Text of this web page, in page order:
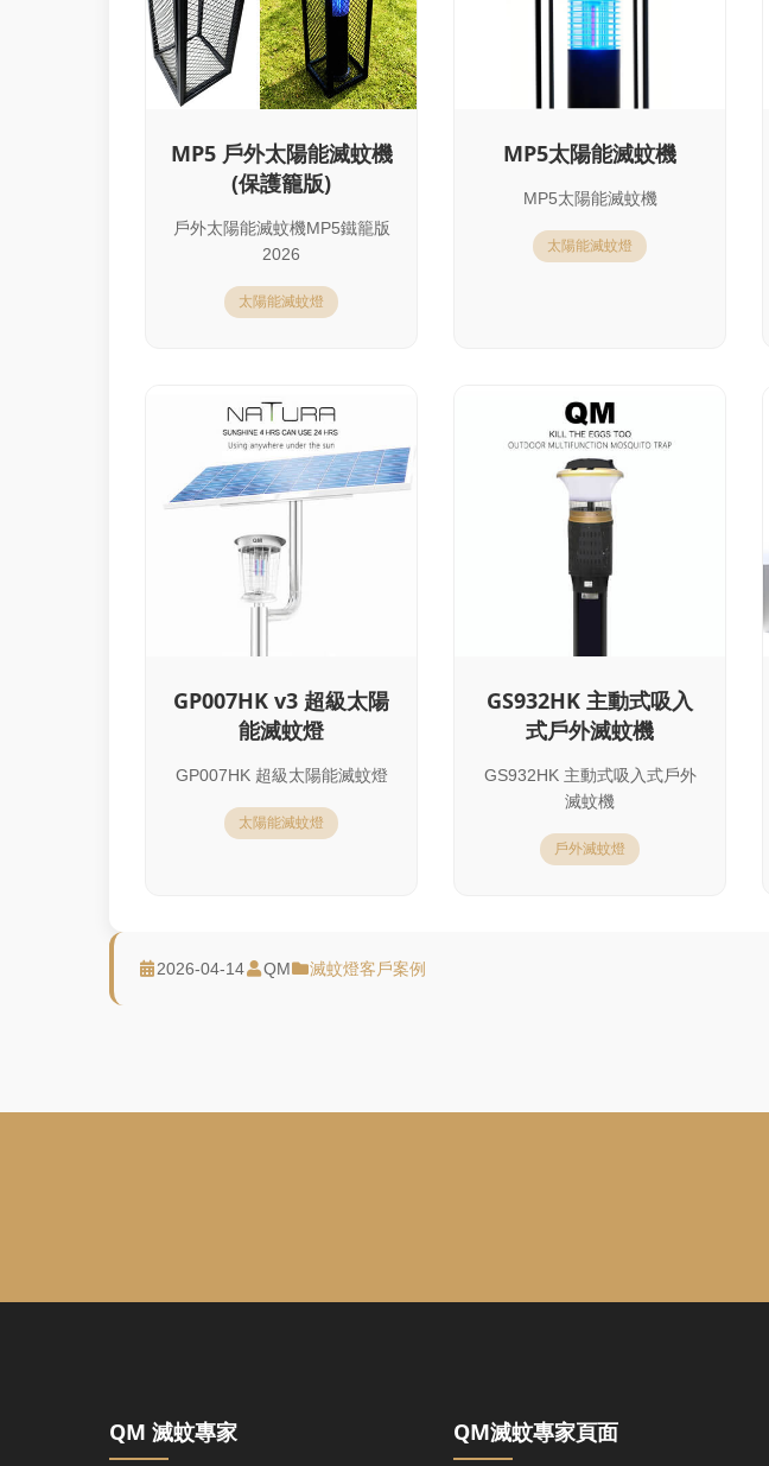
MP5 戶外太陽能滅蚊機
(保護籠版)
戶外太陽能滅蚊機MP5鐵籠版
2026
太陽能滅蚊燈
MP5太陽能滅蚊機
MP5太陽能滅蚊機
太陽能滅蚊燈
GP007HK v3 超級太陽
能滅蚊燈
GP007HK 超級太陽能滅蚊燈
太陽能滅蚊燈
GS932HK 主動式吸入
式戶外滅蚊機
GS932HK 主動式吸入式戶外
滅蚊機
戶外滅蚊燈
2026-04-14 QM 滅蚊燈客戶案例
QM 滅蚊專家 QM滅蚊專家頁面